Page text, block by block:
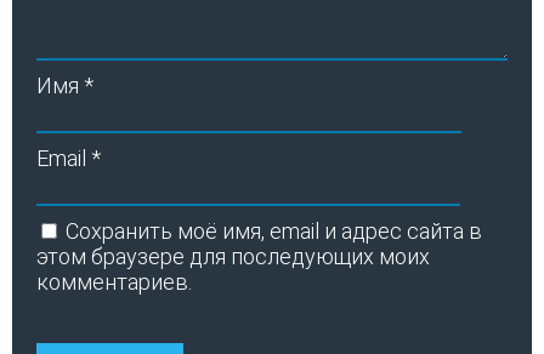
Имя *
Email *
Сохранить моё имя, email и адрес сайта в
этом браузере для последующих моих
комментариев.